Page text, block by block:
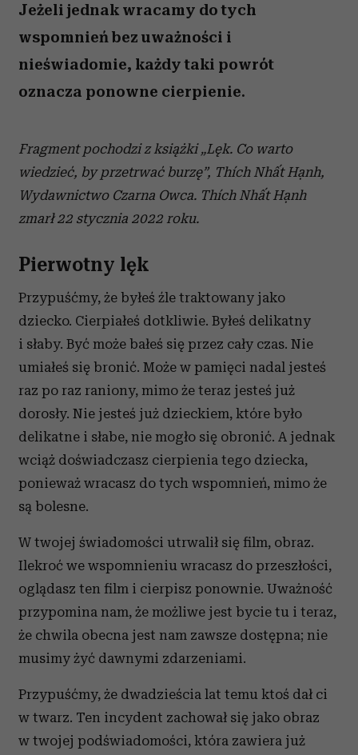
Jeżeli jednak wracamy do tych
wspomnień bez uważności i
nieświadomie, każdy taki powrót
oznacza ponowne cierpienie.
Fragment pochodzi z książki „Lęk. Co warto
wiedzieć, by przetrwać burzę”, Thích Nhất Hạnh,
Wydawnictwo Czarna Owca. Thích Nhất Hạnh
zmarł 22 stycznia 2022 roku.
Pierwotny lęk
Przypuśćmy, że byłeś źle traktowany jako
dziecko. Cierpiałeś dotkliwie. Byłeś delikatny
i sła­by. Być może bałeś się przez cały czas. Nie
umiałeś się bronić. Może w pamięci nadal jesteś
raz po raz raniony, mimo że teraz jesteś już
dorosły. Nie je­steś już dzieckiem, które było
delikatne i słabe, nie mogło się obronić. A jednak
wciąż doświadczasz cierpienia tego dziecka,
ponieważ wracasz do tych wspomnień, mimo że
są bolesne.
W twojej świadomości utrwalił się film, obraz.
Ilekroć we wspomnieniu wracasz do przeszłości,
oglądasz ten film i cierpisz ponownie. Uważność
przypomina nam, że możliwe jest bycie tu i teraz,
że chwila obecna jest nam zawsze dostępna; nie
musimy żyć dawnymi zdarzeniami.
Przypuśćmy, że dwadzieścia lat temu ktoś dał ci
w twarz. Ten incydent zachował się jako obraz
w twojej podświadomości, która zawiera już